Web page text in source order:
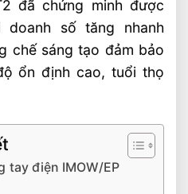
đã chứng minh được
số tăng nhanh
chế sáng tạo đảm bảo
ổn định cao, tuổi thọ
tay điện IMOW/EP